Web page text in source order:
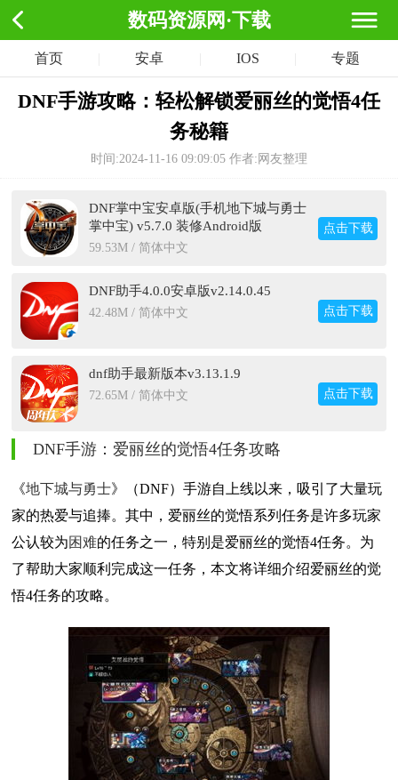
数码资源网·下载
首页 安卓 IOS 专题
DNF手游攻略：轻松解锁爱丽丝的觉悟4任
务秘籍
时间:2024-11-16 09:09:05 作者:网友整理
DNF掌中宝安卓版(手机地下城与勇士
掌中宝) v5.7.0 装修Android版
59.53M / 简体中文
点击下载
DNF助手4.0.0安卓版v2.14.0.45
42.48M / 简体中文 点击下载
dnf助手最新版本v3.13.1.9
72.65M / 简体中文 点击下载
DNF手游：爱丽丝的觉悟4任务攻略
《地下城与勇士》（DNF）手游自上线以来，吸引了大量玩
家的热爱与追捧。其中，爱丽丝的觉悟系列任务是许多玩家
公认较为困难的任务之一，特别是爱丽丝的觉悟4任务。为
了帮助大家顺利完成这一任务，本文将详细介绍爱丽丝的觉
悟4任务的攻略。